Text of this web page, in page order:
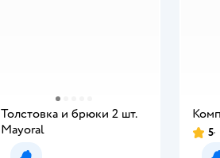
Толстовка и брюки 2 шт.
Mayoral
5